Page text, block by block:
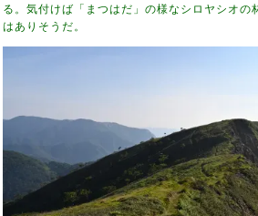
る。気付けば「まつはだ」の様なシロヤシオの
はありそうだ。